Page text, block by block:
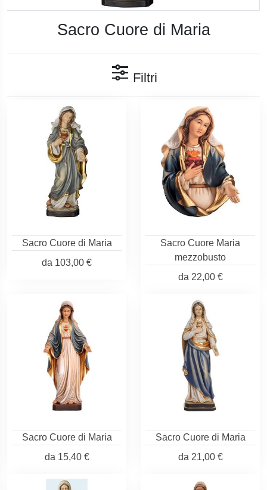
Sacro Cuore di Maria
Filtri
Sacro Cuore di Maria
da 103,00 €
Sacro Cuore Maria
mezzobusto
da 22,00 €
Sacro Cuore di Maria
da 15,40 €
Sacro Cuore di Maria
da 21,00 €